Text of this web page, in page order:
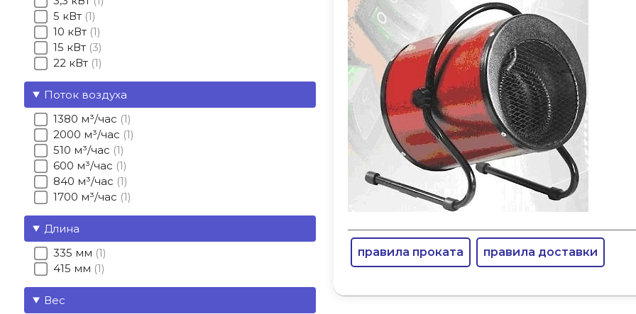
5 кВт 1
10 кВт 1
15 кВт 3
22 кВт 1
Поток воздуха
1380 м³/час 1
2000 м³/час 1
510 м³/час 1
600 м³/час 1
840 м³/час 1
1700 м³/час 1
Длина
335 мм 1
415 мм 1
Вес
правила проката правила доставки